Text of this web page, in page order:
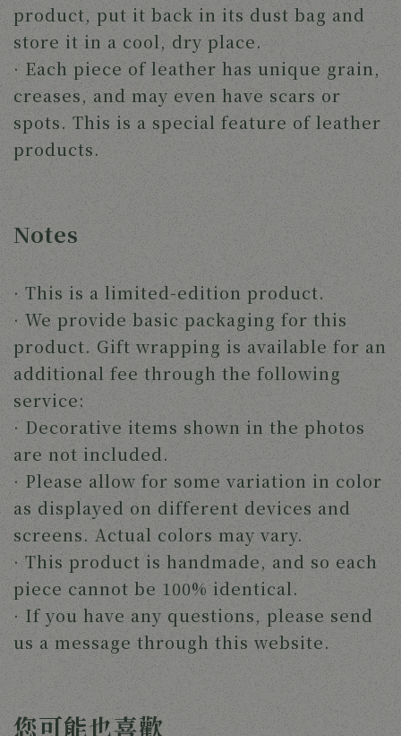
product, put it back in its dust bag and
store it in a cool, dry place.
· Each piece of leather has unique grain,
creases, and may even have scars or
spots. This is a special feature of leather
products.
Notes
· This is a limited-edition product.
· We provide basic packaging for this
product. Gift wrapping is available for an
additional fee through the following
service:
· Decorative items shown in the photos
are not included.
· Please allow for some variation in color
as displayed on different devices and
screens. Actual colors may vary.
· This product is handmade, and so each
piece cannot be 100% identical.
· If you have any questions, please send
us a message through this website.
您可能也喜歡